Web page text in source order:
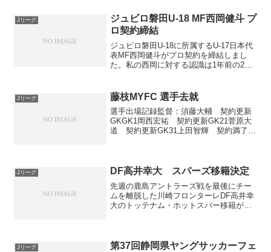
ちなみに私は小田急鶴川駅からのバスで
す。スタジアム周...
Jリーグ
ジュビロ磐田U-18 MF西岡健斗 プ
ロ契約締結
ジュビロ磐田U-18に所属するU-17日本代
表MF西岡健斗がプロ契約を締結しまし
た。私の西岡に対する認識は1年前の2種
識がまったくアップデートされていませ
ん。この世...
Jリーグ 藤枝MYFC 選手去就
選手出場記録監督：須藤大輔 契約更新
GKGK1岡西宏祐 契約更新GK21菅原大
道 契約更新GK31上田智輝 契約満了
太 契...
Jリーグ DF高井幸大 スパーズ移籍決定
先週の鹿島アントラーズ戦を最後にチー
ムを離脱した川崎フロンターレDF高井幸
大のトッテナム・ホットスパー移籍が正
籍することにしました。...
Jリーグ
第37回静岡県ヤングサッカーフェ